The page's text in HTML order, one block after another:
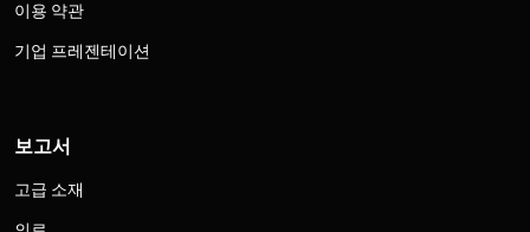
이용 약관
기업 프레젠테이션
보고서
고급 소재